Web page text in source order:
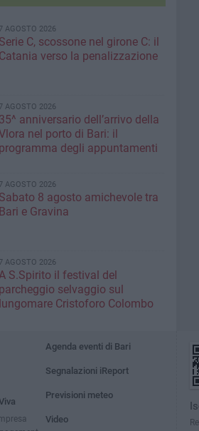
7 AGOSTO 2026
Serie C, scossone nel girone C: il
Catania verso la penalizzazione
7 AGOSTO 2026
35^ anniversario dell’arrivo della
nel porto di Bari: il
programma degli appuntamenti
7 AGOSTO 2026
Sabato 8 agosto amichevole tra
Bari e Gravina
7 AGOSTO 2026
S.Spirito il festival del
parcheggio selvaggio sul
lungomare Cristoforo Colombo
Agenda eventi di Bari
Segnalazioni iReport
Previsioni meteo
Video